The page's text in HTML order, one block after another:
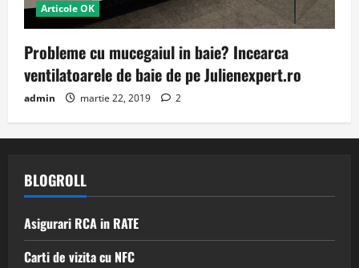
Articole OK
Probleme cu mucegaiul in baie? Incearca
ventilatoarele de baie de pe Julienexpert.ro
admin martie 22, 2019 2
BLOGROLL
Asigurari RCA in RATE
Carti de vizita cu NFC